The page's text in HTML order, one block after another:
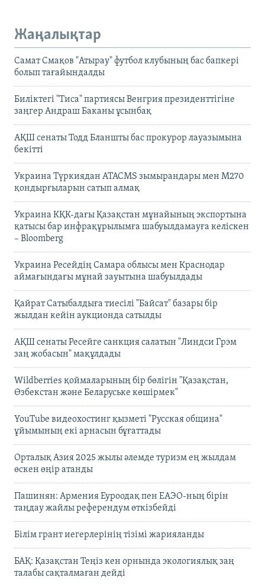
Жаңалықтар
Самат Смақов "Атырау" футбол клубының бас бапкері
болып тағайындалды
Биліктегі "Тиса" партиясы Венгрия президенттігіне
заңгер Андраш Баканы ұсынбақ
АҚШ сенаты Тодд Бланшты бас прокурор лауазымына
бекітті
Украина Түркиядан ATACMS зымырандары мен M270
қондырғыларын сатып алмақ
Украина КҚК-дағы Қазақстан мұнайының экспортына
қатысы бар инфрақұрылымға шабуылдамауға келіскен
– Bloomberg
Украина Ресейдің Самара облысы мен Краснодар
аймағындағы мұнай зауытына шабуылдады
Қайрат Сатыбалдыға тиесілі "Байсат" базары бір
жылдан кейін аукционда сатылды
АҚШ сенаты Ресейге санкция салатын "Линдси Грэм
заң жобасын" мақұлдады
Wildberries қоймаларының бір бөлігін "Қазақстан,
Өзбекстан және Беларуське көшірмек"
YouTube видеохостинг қызметі "Русская община"
ұйымының екі арнасын бұғаттады
Орталық Азия 2025 жылы әлемде туризм ең жылдам
өскен өңір атанды
Пашинян: Армения Еуроодақ пен ЕАЭО-ның бірін
таңдау жайлы референдум өткізбейді
Білім грант иегерлерінің тізімі жарияланды
БАҚ: Қазақстан Теңіз кен орнында экологиялық заң
талабы сақталмаған дейді